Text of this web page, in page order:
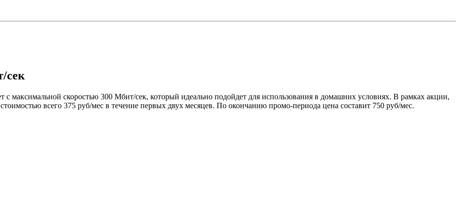
сек
с максимальной скоростью 300 Мбит/сек, который идеально подойдет для использования в домашних условиях. В рамках акции,
всего 375 руб/мес в течение первых двух месяцев. По окончанию промо-периода цена составит 750 руб/мес.